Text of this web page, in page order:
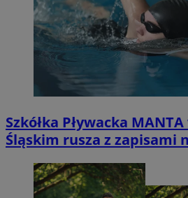
Szkółka Pływacka
Śląskim rusza z zapisami